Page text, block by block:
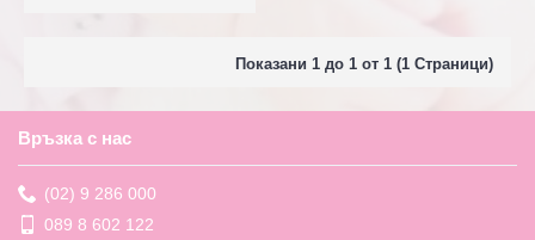
Показани 1 до 1 от 1 (1 Страници)
Връзка с нас
(02) 9 286 000
089 8 602 122